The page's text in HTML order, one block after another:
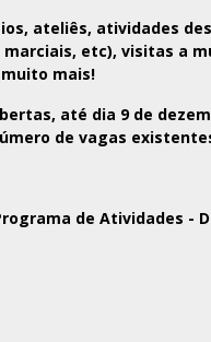
ateliês, atividades
etc), visitas a
mais!
até dia 9 de
de vagas
de Atividades -